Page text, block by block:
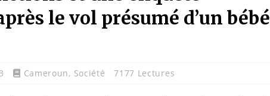
le vol présumé d’un bébé
Cameroun, Société 7177 Lectures